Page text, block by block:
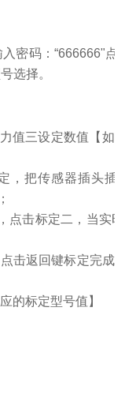
密码： “666666"点
选择。
值三设定数值【如
，把传感器插头插
点击标定二，当实
击返回键标定完成
的标定型号值】